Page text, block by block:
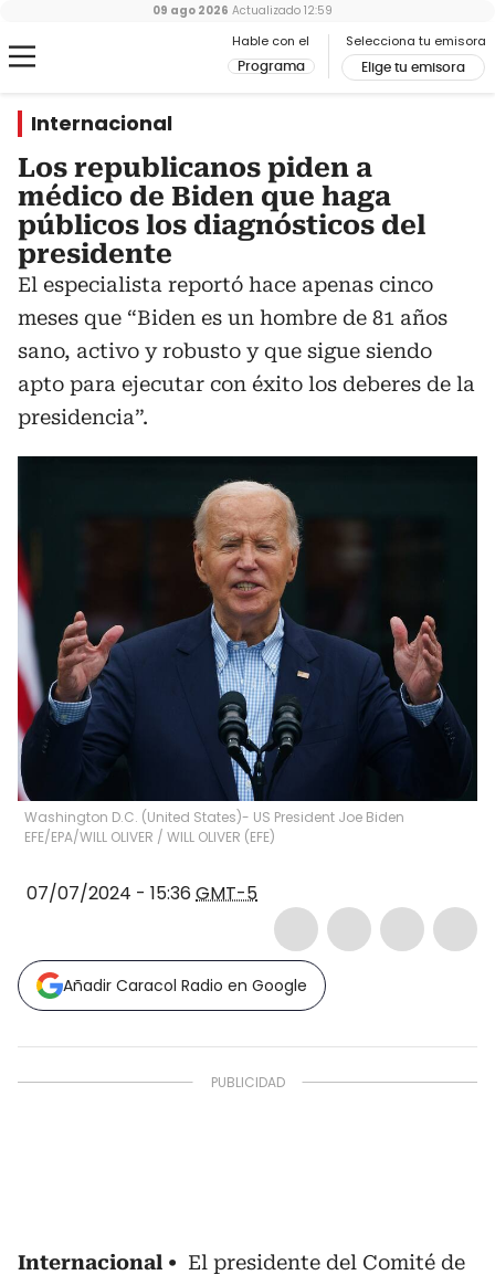
Hable con el
Programa
Selecciona tu emisora
Elige tu emisora
09 ago 2026 Actualizado 12:59
Internacional
Los republicanos piden a
médico de Biden que haga
públicos los diagnósticos del
presidente
El especialista reportó hace apenas cinco
meses que “Biden es un hombre de 81 años
sano, activo y robusto y que sigue siendo
apto para ejecutar con éxito los deberes de la
presidencia”.
Washington D.C. (United States)- US President Joe Biden
EFE/EPA/WILL OLIVER / WILL OLIVER (EFE)
07/07/2024 - 15:36 GMT-5
Añadir Caracol Radio en Google
Internacional
El presidente del Comité de